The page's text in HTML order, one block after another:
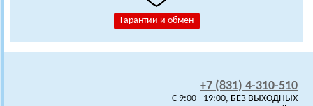
Гарантии и обмен
+7 (831) 4-310-510
C 9:00 - 19:00, БЕЗ ВЫХОДНЫХ